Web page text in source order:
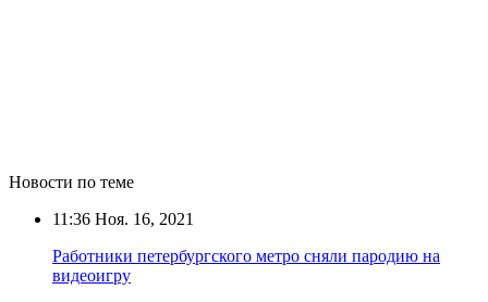
Новости по теме
11:36 Ноя. 16, 2021
Работники петербургского метро сняли пародию на
видеоигру